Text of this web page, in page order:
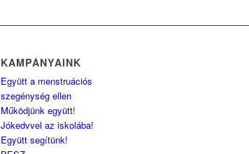
KAMPÁNYAINK
Együtt a menstruációs
szegénység ellen
Működjünk együtt!
Jókedvvel az iskolába!
Együtt segítünk!